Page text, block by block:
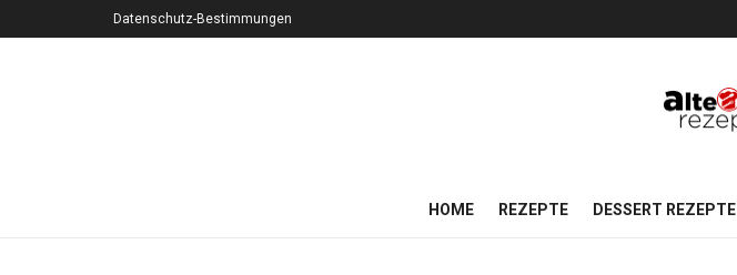
Datenschutz-Bestimmungen
HOME REZEPTE DESSERT REZEPTE